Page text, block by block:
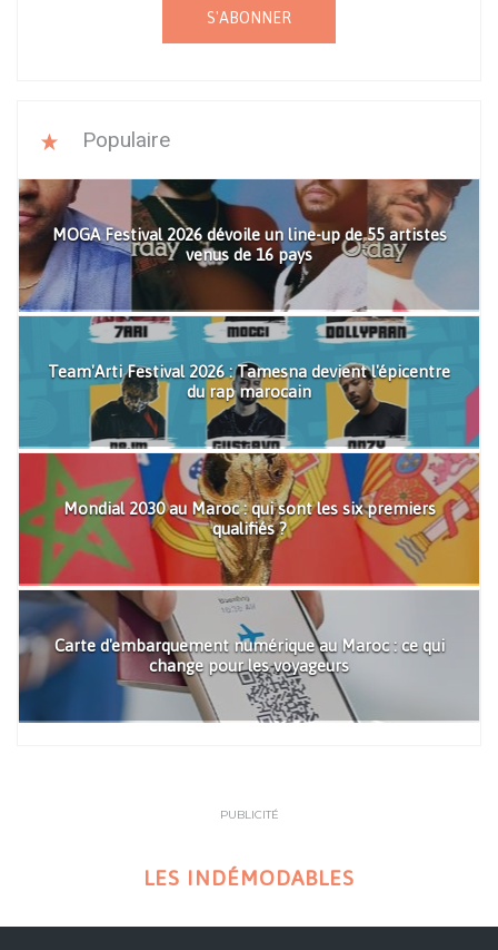
S'ABONNER
Populaire
MOGA Festival 2026 dévoile un line-up de 55 artistes
venus de 16 pays
Team'Arti Festival 2026 : Tamesna devient l'épicentre
du rap marocain
Mondial 2030 au Maroc : qui sont les six premiers
qualifiés ?
Carte d'embarquement numérique au Maroc : ce qui
change pour les voyageurs
PUBLICITÉ
LES INDÉMODABLES